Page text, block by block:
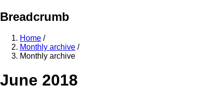
Breadcrumb
Home /
Monthly archive /
Monthly archive
June 2018